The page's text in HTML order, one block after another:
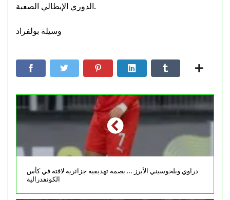
الدوري الإيطالي الصعبة.
وسيلة بولفراد
دراوي وبلحوسيني الأبرز … بصمة تهديفية جزائرية لافتة في كأس
الكونفدرالية